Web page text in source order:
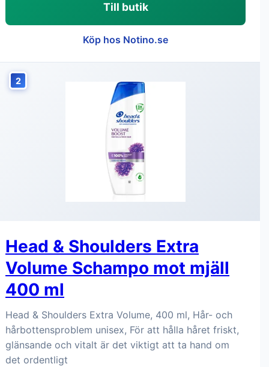
Till butik
Köp hos Notino.se
2
Head & Shoulders Extra
Volume Schampo mot mjäll
400 ml
Head & Shoulders Extra Volume, 400 ml, Hår- och
hårbottensproblem unisex, För att hålla håret friskt,
glänsande och vitalt är det viktigt att ta hand om
det ordentligt